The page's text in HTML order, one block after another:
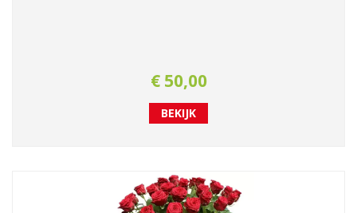
€ 50,00
BEKIJK